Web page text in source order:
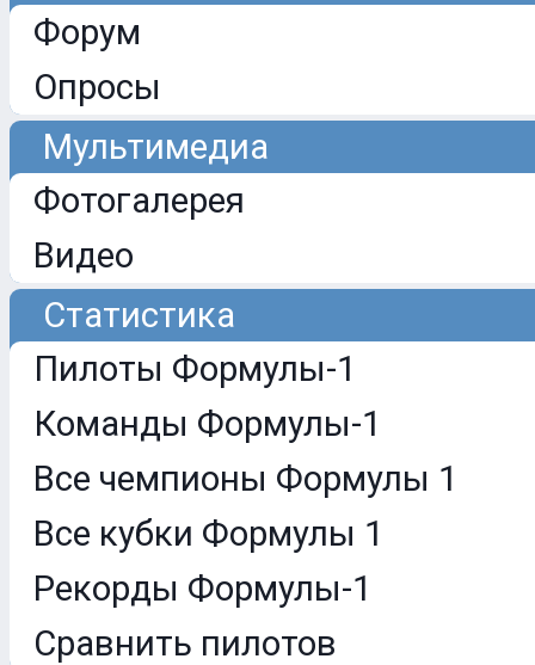
Форум
Опросы
Мультимедиа
Фотогалерея
Видео
Статистика
Пилоты Формулы-1
Команды Формулы-1
Все чемпионы Формулы 1
Все кубки Формулы 1
Рекорды Формулы-1
Сравнить пилотов